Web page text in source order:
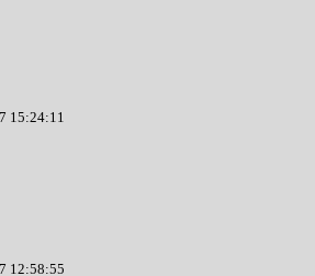
15:24:11
12:58:55